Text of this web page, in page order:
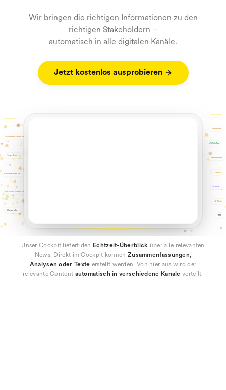
Wir bringen die richtigen Informationen zu den
richtigen Stakeholdern –
automatisch in alle digitalen Kanäle.
Jetzt kostenlos ausprobieren
Fachmedien →
Socialmedia-Seiten →
News-Blogs →
Pressebereiche →
klassische Medien →
Webportale →
→ Socialmedia
→ Intranet
→ WhatsApp
→ Webseiten
→ Apps
→ Slack
→ E-Mails
→ API
Unser Cockpit liefert den Echtzeit-Überblick über alle relevanten
News. Direkt im Cockpit können Zusammenfassungen,
Analysen oder Texte erstellt werden. Von hier aus wird der
relevante Content automatisch in verschiedene Kanäle verteilt.